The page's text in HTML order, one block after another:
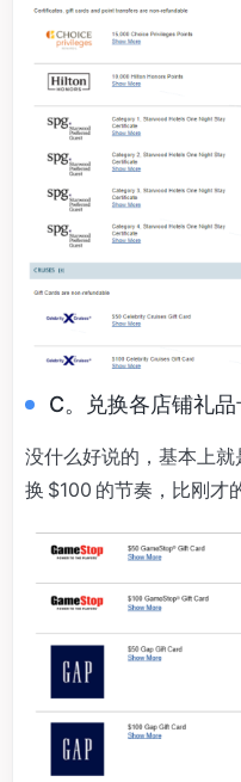
C。兑换各店铺礼品
没什么好说的，基本上
换 $100 的节奏，比刚才